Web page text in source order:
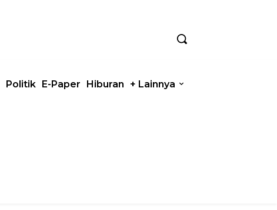
Politik E-Paper Hiburan + Lainnya